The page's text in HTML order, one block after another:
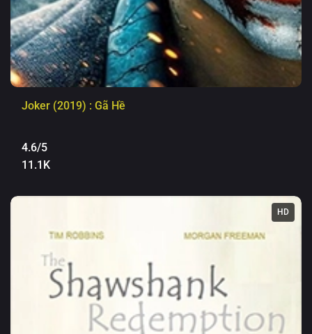
Joker (2019) : Gã Hề
4.6/5
11.1K
HD